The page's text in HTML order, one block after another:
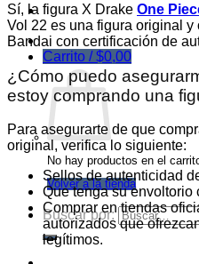
Ofertas
Carrito /$0,00
No hay productos en el
Volver a la tienda
Buscar por:
Sí, la figura X Drake One
Vol 22 es una figura original y
Bandai con certificación de
¿Cómo puedo
estoy comprando una
Para asegurarte de que
original, verifica lo siguiente:
Sellos de autenticidad
Que tenga su envoltorio
Comprar en tiendas
autorizados que
legítimos.